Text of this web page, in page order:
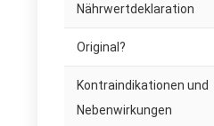
Nährwertdeklaration
Original?
Kontraindikationen und
Nebenwirkungen